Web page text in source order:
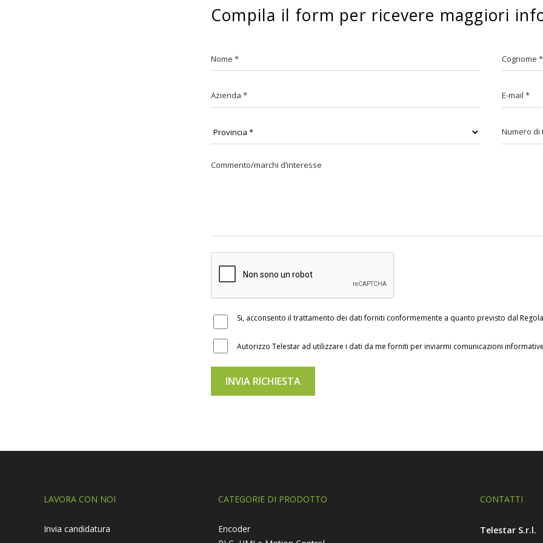
Compila il form per ricevere maggiori
Si, acconsento il trattamento dei dati forniti conformemente a quanto previsto dal
Autorizzo Telestar ad utilizzare i dati da me forniti per inviarmi comunicazioni
LAVORA CON NOI
Invia candidatura
CATEGORIE DI PRODOTTO
Encoder
CONTATTI
Telestar S.r.l.